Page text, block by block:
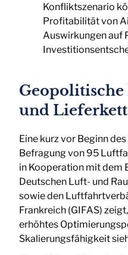
Konfliktszenario
Profitabilität von
Auswirkungen auf
und
Eine kurz vor Beginn
Befragung von 95
in Kooperation mit dem
Deutschen Luft- und
sowie den
Frankreich (GIFAS)
erhöhtes
Skalierungsfähigkeit